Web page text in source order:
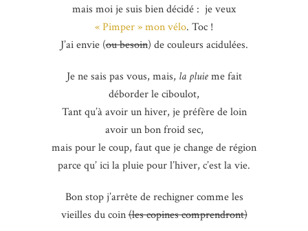
mais moi je suis bien décidé : je veux
« Pimper » mon vélo. Toc !
J’ai envie (ou besoin) de couleurs acidulées.
Je ne sais pas vous, mais, la pluieme fait
déborder le ciboulot,
Tant qu’à avoir un hiver, je préfère de loin
avoir un bon froid sec,
mais pour le coup, faut que je change de région
parce qu’ ici la pluie pour l’hiver, c’est la vie.
Bon stop j’arrête de rechigner comme les
vieilles du coin(les copines comprendront)